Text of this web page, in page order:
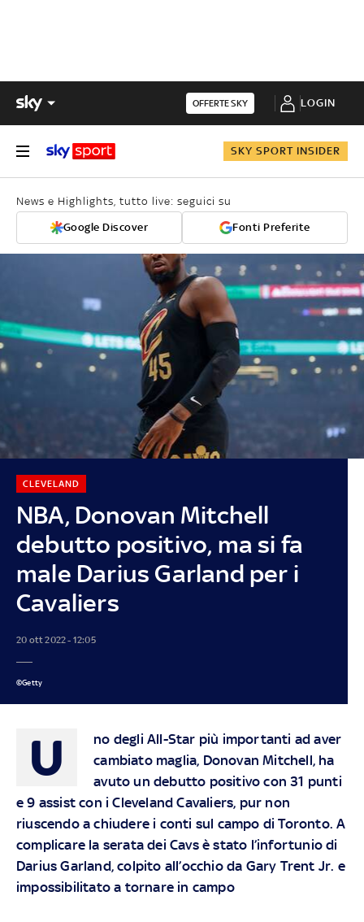
OFFERTE SKY LOGIN
SKY SPORT INSIDER
News e Highlights, tutto live: seguici su
Google Discover Fonti Preferite
NBA, Donovan Mitchell
debutto positivo, ma si fa
male Darius Garland per i
Cavaliers
CLEVELAND
20 ott 2022 - 12:05
©Getty
U
no degli All-Star più importanti ad aver
cambiato maglia, Donovan Mitchell, ha
avuto un debutto positivo con 31 punti
e 9 assist con i Cleveland Cavaliers, pur non
riuscendo a chiudere i conti sul campo di Toronto. A
complicare la serata dei Cavs è stato l’infortunio di
Darius Garland, colpito all’occhio da Gary Trent Jr. e
impossibilitato a tornare in campo